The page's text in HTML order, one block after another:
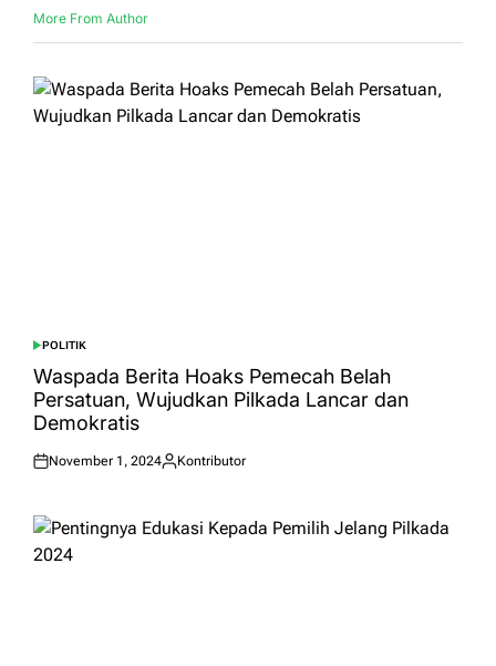
More From Author
POSTED
IN
POLITIK
Waspada Berita Hoaks Pemecah Belah
Persatuan, Wujudkan Pilkada Lancar dan
Demokratis
Posted
November 1, 2024
Posted
Kontributor